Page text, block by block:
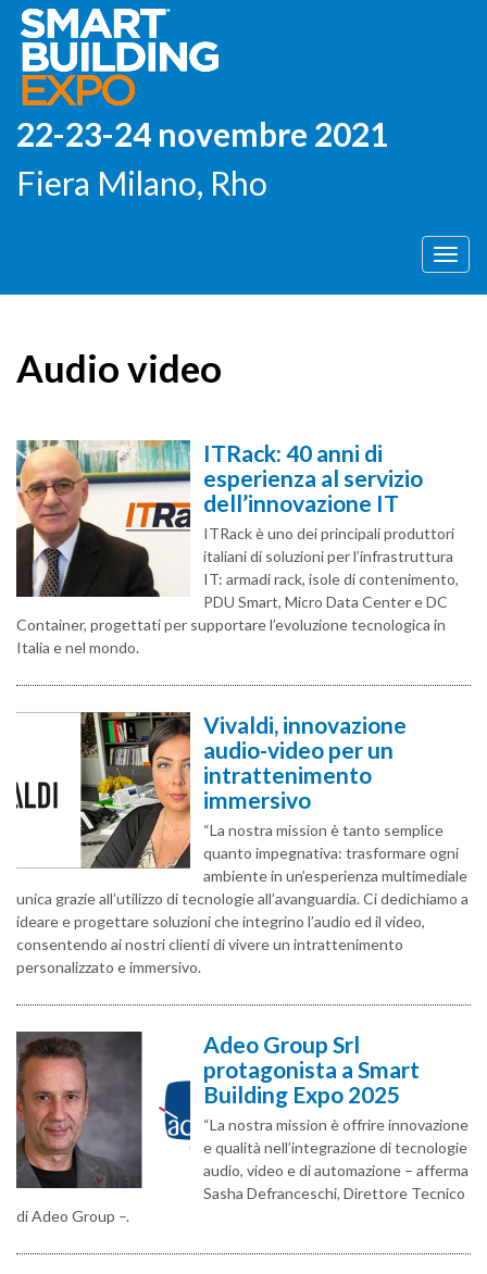
22-23-24 novembre 2021
Fiera Milano, Rho
Menù
Audio video
ITRack: 40 anni di
esperienza al servizio
dell’innovazione IT
ITRack è uno dei principali produttori
italiani di soluzioni per l’infrastruttura
IT: armadi rack, isole di contenimento,
PDU Smart, Micro Data Center e DC
Container, progettati per supportare l’evoluzione tecnologica in
Italia e nel mondo.
Vivaldi, innovazione
audio-video per un
intrattenimento
immersivo
“La nostra mission è tanto semplice
quanto impegnativa: trasformare ogni
ambiente in un’esperienza multimediale
unica grazie all’utilizzo di tecnologie all’avanguardia. Ci dedichiamo a
ideare e progettare soluzioni che integrino l’audio ed il video,
consentendo ai nostri clienti di vivere un intrattenimento
personalizzato e immersivo.
Adeo Group Srl
protagonista a Smart
Building Expo 2025
“La nostra mission è offrire innovazione
e qualità nell’integrazione di tecnologie
audio, video e di automazione – afferma
Sasha Defranceschi, Direttore Tecnico
di Adeo Group –.